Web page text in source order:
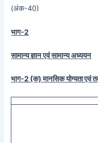
(अंक-40)
भाग-2
सामान्य ज्ञान एवं सामान्य अध्ययन
भाग-2 (क) मानसिक योग्यता एवं